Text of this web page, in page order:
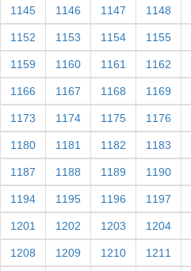
1145 1146 1147 1148
1152 1153 1154 1155
1159 1160 1161 1162
1166 1167 1168 1169
1173 1174 1175 1176
1180 1181 1182 1183
1187 1188 1189 1190
1194 1195 1196 1197
1201 1202 1203 1204
1208 1209 1210 1211